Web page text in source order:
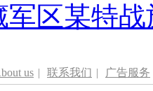
军区某特
us | 联系我们 | 广告服务